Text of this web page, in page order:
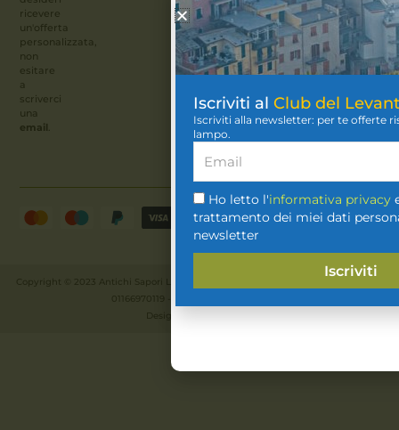
ricevere
un'offerta
personalizzata,
non
esitare
a
scriverci
una
email.
Spedizione
sicura
Copyright © 2023 Antichi Sapori Liguri srl - Via del Molo 14, La Spezia (SP) - P.IVA:
01166970119 - Capitale sociale: 20.000€
Sei
No
Si
Iscriviti al Club del
Iscriviti alla newsletter: per te offerte
lampo.
Ho letto l'informativa privacy
trattamento dei miei dati
newsletter
Iscriviti